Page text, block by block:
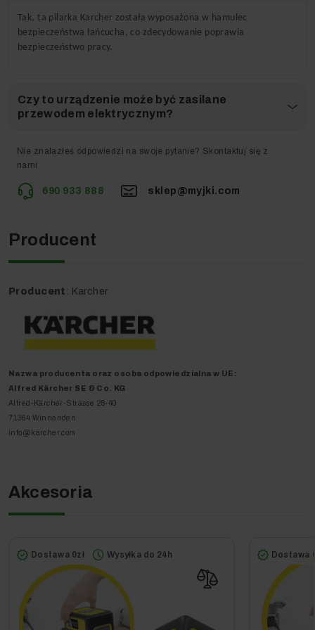
Hamulec oraz oburęczny włącznik zawsze zapewniają
bezpieczną pracę.
trosce o komfort pracy!
początkującym użytkownikom. Automatyczny system
niewymagający narzędzi pomagają w intuicyjnej obsłudze
pilarki.
Urządzenie akumulatorowe –
Pracuj bez spalin i uciążliwego
hałasu!
Tak, ta pilarka Karcher została wyposażona w hamulec
bezpieczeństwa łańcucha, co zdecydowanie poprawia
bezpieczeństwo pracy.
Czy to urządzenie może być zasilane
przewodem elektrycznym?
Nie znalazłeś odpowiedzi na swoje pytanie? Skontaktuj się z
nami
690 933 888 sklep@myjki.com
Producent
Producent : Karcher
Nazwa producenta oraz o soba odpowiedzialna w UE :
Alfred Kärcher SE & Co. KG
Alfred-Kärcher-Strasse 28-40
71364 Winnenden
info@karcher.com
Akcesoria
Dostawa 0zł Wysyłka do 24h Dostawa